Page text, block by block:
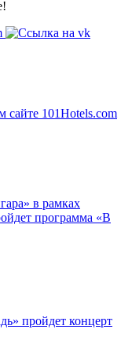
в рамках
программа «В
пройдет концерт